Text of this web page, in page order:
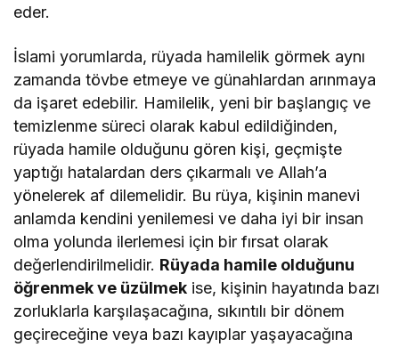
eder.
İslami yorumlarda, rüyada hamilelik görmek aynı
zamanda tövbe etmeye ve günahlardan arınmaya
da işaret edebilir. Hamilelik, yeni bir başlangıç ve
temizlenme süreci olarak kabul edildiğinden,
rüyada hamile olduğunu gören kişi, geçmişte
yaptığı hatalardan ders çıkarmalı ve Allah’a
yönelerek af dilemelidir. Bu rüya, kişinin manevi
anlamda kendini yenilemesi ve daha iyi bir insan
olma yolunda ilerlemesi için bir fırsat olarak
değerlendirilmelidir. Rüyada hamile olduğunu
öğrenmek ve üzülmek ise, kişinin hayatında bazı
zorluklarla karşılaşacağına, sıkıntılı bir dönem
geçireceğine veya bazı kayıplar yaşayacağına